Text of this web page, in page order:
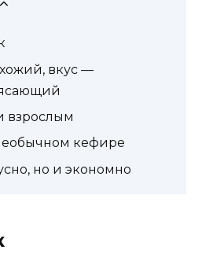
вкус —
взрослым
кефире
но и экономно